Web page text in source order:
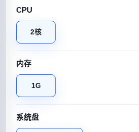
CPU
2核
内存
1G
系统盘